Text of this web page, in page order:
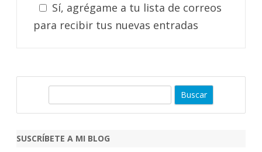
Sí, agrégame a tu lista de correos
para recibir tus nuevas entradas
c
SUSCRÍBETE A MI BLOG